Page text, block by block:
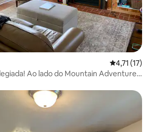
4,71 de uma
4,71 (17)
Ao lado do Mountain Adventures